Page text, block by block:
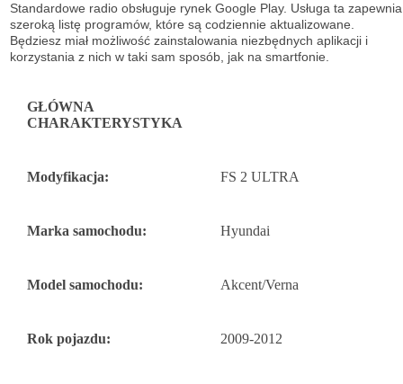
Standardowe radio obsługuje rynek Google Play. Usługa ta zapewnia
szeroką listę programów, które są codziennie aktualizowane.
Będziesz miał możliwość zainstalowania niezbędnych aplikacji i
korzystania z nich w taki sam sposób, jak na smartfonie.
GŁÓWNA
CHARAKTERYSTYKA
Modyfikacja: FS 2 ULTRA
Marka samochodu: Hyundai
Model samochodu: Akcent/Verna
Rok pojazdu: 2009-2012